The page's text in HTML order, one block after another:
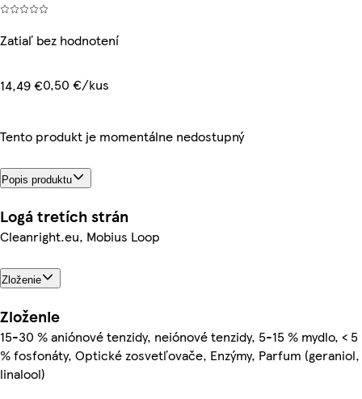
Zatiaľ bez hodnotení
14,49 €0,50 €/kus
Tento produkt je momentálne nedostupný
Popis produktu
Logá tretích strán
Cleanright.eu, Mobius Loop
Zloženie
Zloženie
15-30 % aniónové tenzidy, neiónové tenzidy, 5-15 % mydlo, < 5
% fosfonáty, Optické zosvetľovače, Enzýmy, Parfum (geraniol,
linalool)